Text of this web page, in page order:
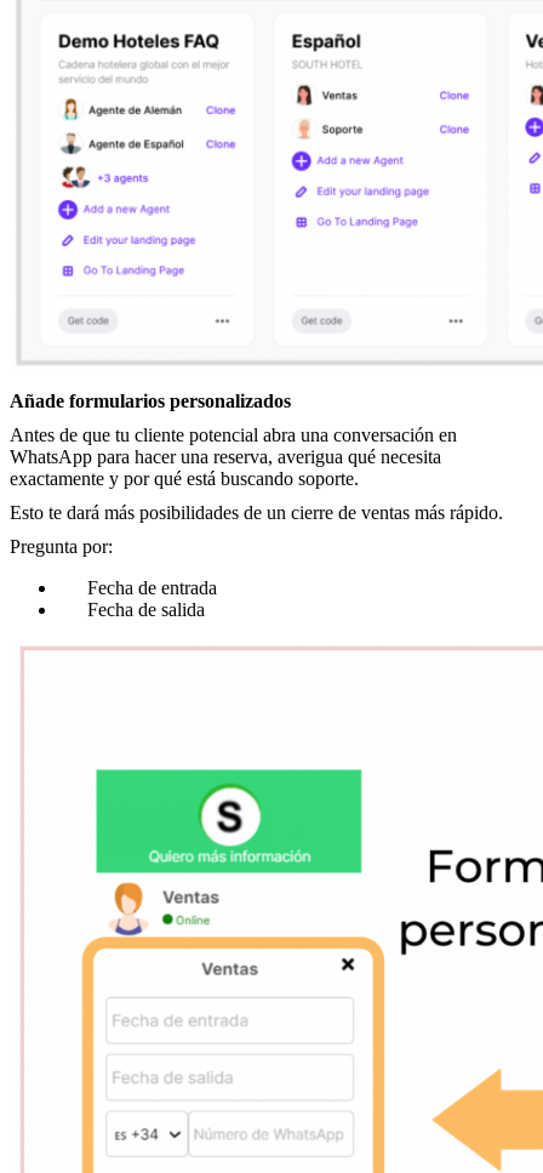
Añade formularios personalizados
Antes de que tu cliente potencial abra una conversación en
WhatsApp para hacer una reserva, averigua qué necesita
exactamente y por qué está buscando soporte.
Esto te dará más posibilidades de un cierre de ventas más rápido.
Pregunta por:
Fecha de entrada
Fecha de salida